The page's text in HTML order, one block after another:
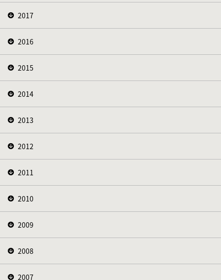
2017
2016
2015
2014
2013
2012
2011
2010
2009
2008
2007